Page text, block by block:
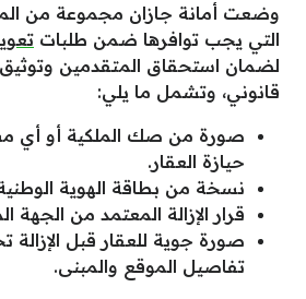
وضعت أمانة جازان مجموعة من
التي يجب توافرها ضمن طلبات
لضمان استحقاق المتقدمين
قانوني، وتشمل ما يلي:
صورة من صك الملكية أو أي
حيازة العقار.
نسخة من بطاقة الهوية
قرار الإزالة المعتمد من
صورة جوية للعقار قبل الإزالة
تفاصيل الموقع والمبنى.